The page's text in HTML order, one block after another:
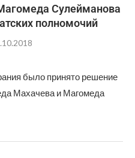
Сулейманова
полномочий
было принято решение
Махачева и Магомеда